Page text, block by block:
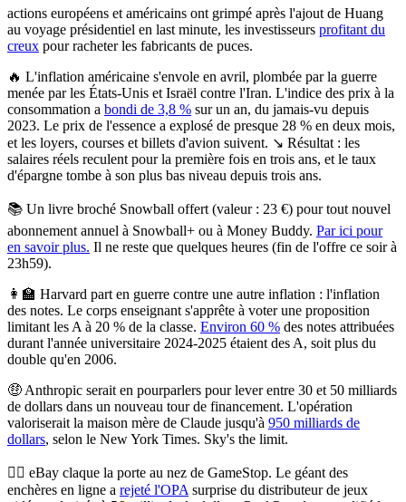
actions européens et américains ont grimpé après l'ajout de Huang
au voyage présidentiel en last minute, les investisseurs profitant du
creux pour racheter les fabricants de puces.
🔥 L'inflation américaine s'envole en avril, plombée par la guerre
menée par les États-Unis et Israël contre l'Iran. L'indice des prix à la
consommation a bondi de 3,8 % sur un an, du jamais-vu depuis
2023. Le prix de l'essence a explosé de presque 28 % en deux mois,
et les loyers, courses et billets d'avion suivent. ↘️ Résultat : les
salaires réels reculent pour la première fois en trois ans, et le taux
d'épargne tombe à son plus bas niveau depuis trois ans.
📚 Un livre broché Snowball offert (valeur : 23 €) pour tout nouvel
abonnement annuel à Snowball+ ou à Money Buddy. Par ici pour
en savoir plus. Il ne reste que quelques heures (fin de l'offre ce soir à
23h59).
👩‍🏫 Harvard part en guerre contre une autre inflation : l'inflation
des notes. Le corps enseignant s'apprête à voter une proposition
limitant les A à 20 % de la classe. Environ 60 % des notes attribuées
durant l'année universitaire 2024-2025 étaient des A, soit plus du
double qu'en 2006.
🤑 Anthropic serait en pourparlers pour lever entre 30 et 50 milliards
de dollars dans un nouveau tour de financement. L'opération
valoriserait la maison mère de Claude jusqu'à 950 milliards de
dollars, selon le New York Times. Sky's the limit.
🙂‍↔️ eBay claque la porte au nez de GameStop. Le géant des
enchères en ligne a rejeté l'OPA surprise du distributeur de jeux